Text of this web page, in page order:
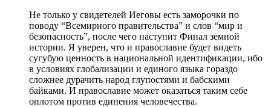
Не только у свидетелей Иеговы есть заморочки по
поводу “Всемирного правительства” и слов “мир и
безопасность”, после чего наступит Финал земной
истории. Я уверен, что и православие будет видеть
сугубую ценность в национальной идентификации, ибо
в условиях глобализации и единого языка гораздо
сложнее дурачить народ глупостями и бабскими
байками. И православие может оказаться таким себе
оплотом против единения человечества.